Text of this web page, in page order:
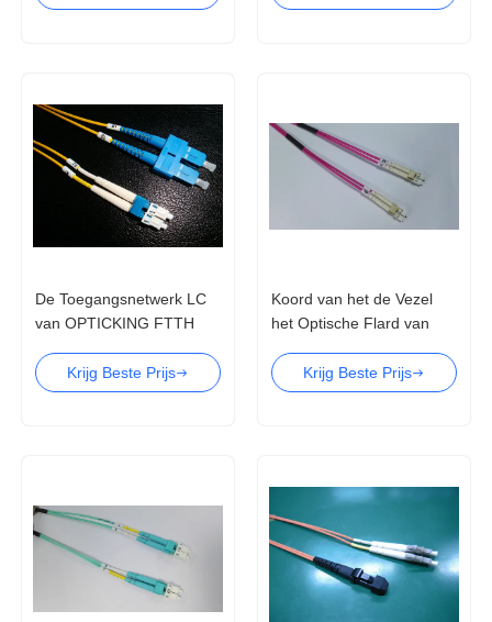
De Toegangsnetwerk LC
van OPTICKING FTTH
Vezel het Optische Flard
van Sc SM
Krijg Beste Prijs
Koord van het de Vezel
het Optische Flard van
PC van OFNP OFNR OM1
LC
Krijg Beste Prijs